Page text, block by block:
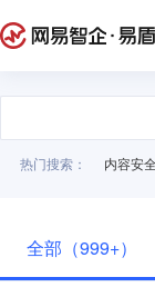
热门搜索： 内容安
全部（999+）